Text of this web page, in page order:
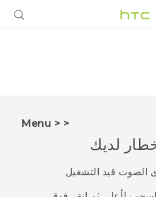
< < Menu
لديك
الصوت قيد التشغيل.